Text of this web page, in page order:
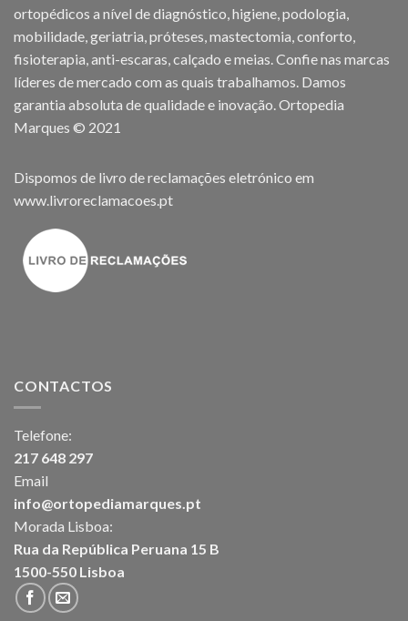
ortopédicos a nível de diagnóstico, higiene, podologia,
mobilidade, geriatria, próteses, mastectomia, conforto,
fisioterapia, anti-escaras, calçado e meias. Confie nas marcas
líderes de mercado com as quais trabalhamos. Damos
garantia absoluta de qualidade e inovação. Ortopedia
Marques © 2021
Dispomos de livro de reclamações eletrónico em
www.livroreclamacoes.pt
CONTACTOS
Telefone:
217 648 297
Email
info@ortopediamarques.pt
Morada Lisboa:
Rua da República Peruana 15 B
1500-550 Lisboa